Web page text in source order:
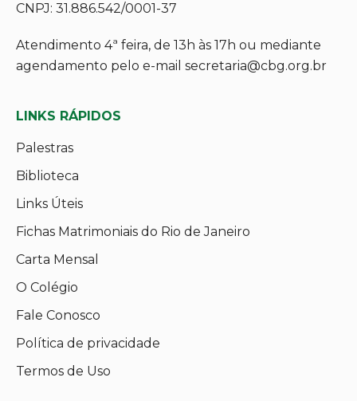
CNPJ: 31.886.542/0001-37
Atendimento 4ª feira, de 13h às 17h ou mediante
agendamento pelo e-mail secretaria@cbg.org.br
LINKS RÁPIDOS
Palestras
Biblioteca
Links Úteis
Fichas Matrimoniais do Rio de Janeiro
Carta Mensal
O Colégio
Fale Conosco
Política de privacidade
Termos de Uso